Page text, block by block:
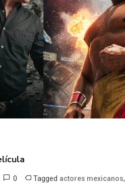
0 Tagged actores mexicanos,